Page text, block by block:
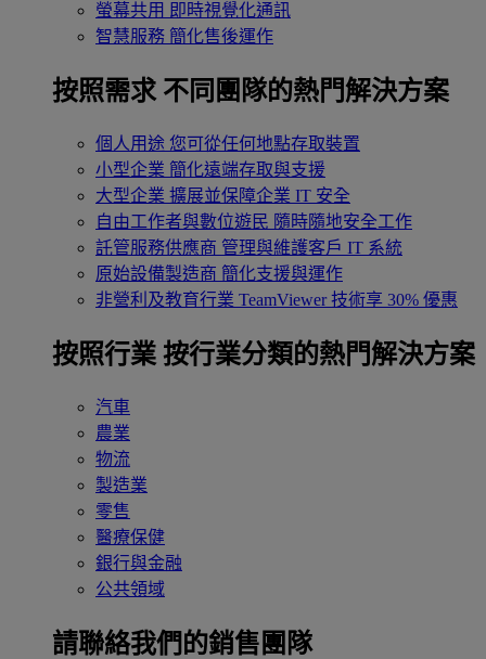
螢幕共用 即時視覺化通訊
智慧服務 簡化售後運作
按照需求 不同團隊的熱門解決方案
個人用途 您可從任何地點存取裝置
小型企業 簡化遠端存取與支援
大型企業 擴展並保障企業 IT 安全
自由工作者與數位遊民 隨時隨地安全工作
託管服務供應商 管理與維護客戶 IT 系統
原始設備製造商 簡化支援與運作
非營利及教育行業 TeamViewer 技術享 30% 優惠
按照行業 按行業分類的熱門解決方案
汽車
農業
物流
製造業
零售
醫療保健
銀行與金融
公共領域
請聯絡我們的銷售團隊